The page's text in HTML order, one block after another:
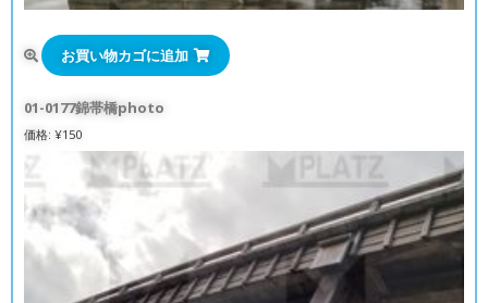
お買い物カゴに追加
01-0177錦帯橋photo
価格: ¥150